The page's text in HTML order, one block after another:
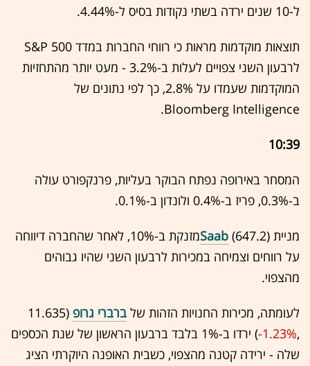
ל-10 שנים ירדה בשתי נקודות בסיס ל-4.44%.
תוצאות מוקדמות מראות כי רווחי החברות במדד S&P 500
לרבעון השני צפויים לעלות ב-3.2% - מעט יותר מהתחזיות
המוקדמות שעמדו על 2.8%, כך לפי נתונים של
Bloomberg Intelligence.
10:39
המסחר באירופה נפתח הבוקר בעליות, פרנקפורט עולה
ב-0.3%, פריז ב-0.4% ולונדון ב-0.1%.
מניית Saab
(647.2)מזנקת ב-10%, לאחר שהחברה דיווחה
על רווחים וצמיחה במכירות לרבעון השני שהיו גבוהים
מהצפוי.
לעומתה, מכירות החנויות הזהות של ברברי גרופ (11.635
,‎
-1.23%
‏) ירדו ב-1% בלבד ברבעון הראשון של שנת הכספים
שלה - ירידה קטנה מהצפוי, כשבית האופנה היוקרתי הציג